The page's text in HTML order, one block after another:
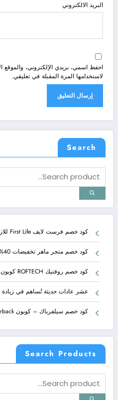
البريد الالكتروني
احفظ اسمي، بريدي الإلكتروني، والموقع
لاستخدامها المرة المقبلة في تعليقي.
Search
كود خصم فرست لايف First Life للازياء الرجالية والأحذية
كود خصم متجر ماهر تخفيضات 40% على افضل المنتجات Maher Store
كود خصم روفتيك ROFTECH كوبون خصم روفتيك
عشر عادات حديثة تُساهم في
كود خصم سيلفرباك – كوبون Silverback
Search Products